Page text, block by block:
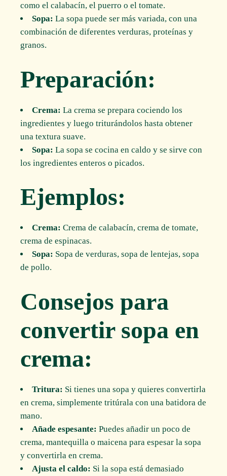
como el calabacín, el puerro o el tomate.
Sopa: La sopa puede ser más variada, con una
combinación de diferentes verduras, proteínas y
granos.
Preparación:
Crema: La crema se prepara cociendo los
ingredientes y luego triturándolos hasta obtener
una textura suave.
Sopa: La sopa se cocina en caldo y se sirve con
los ingredientes enteros o picados.
Ejemplos:
Crema: Crema de calabacín, crema de tomate,
crema de espinacas.
Sopa: Sopa de verduras, sopa de lentejas, sopa
de pollo.
Consejos para
convertir sopa en
crema:
Tritura: Si tienes una sopa y quieres convertirla
en crema, simplemente tritúrala con una batidora de
mano.
Añade espesante: Puedes añadir un poco de
crema, mantequilla o maicena para espesar la sopa
y convertirla en crema.
Ajusta el caldo: Si la sopa está demasiado